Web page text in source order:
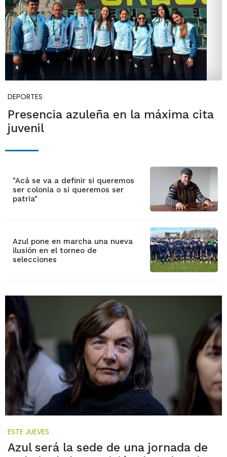
DEPORTES
Presencia azuleña en la máxima cita
juvenil
"Acá se va a definir si queremos
ser colonia o si queremos ser
patria"
Azul pone en marcha una nueva
ilusión en el torneo de
selecciones
ESTE JUEVES
Azul será la sede de una jornada de